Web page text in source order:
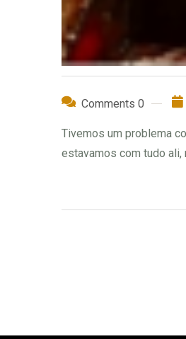
Comments 0
Tivemos um problema
estavamos com tudo ali,